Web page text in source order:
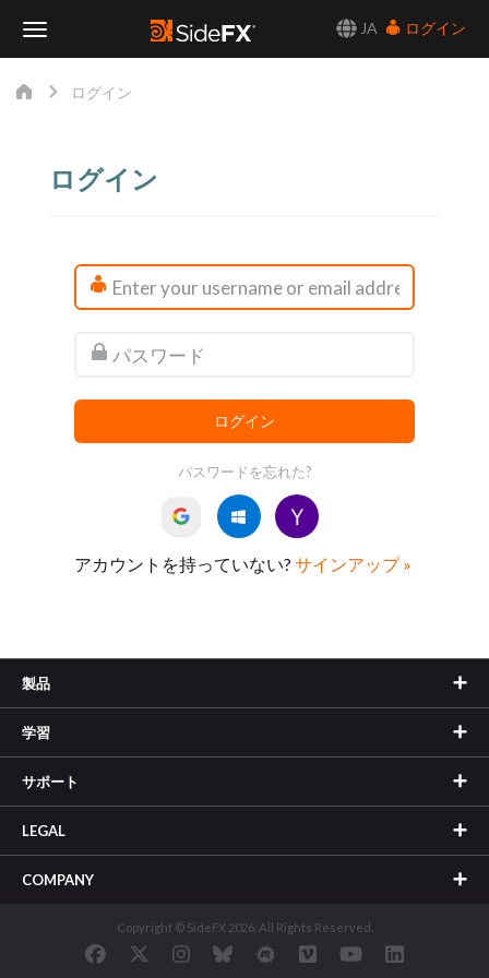
JA
ログイン
ログイン
ログイン
パスワードを忘れた?
アカウントを持っていない? サインアップ »
製品
学習
サポート
LEGAL
COMPANY
Copyright © SideFX 2026. All Rights Reserved.